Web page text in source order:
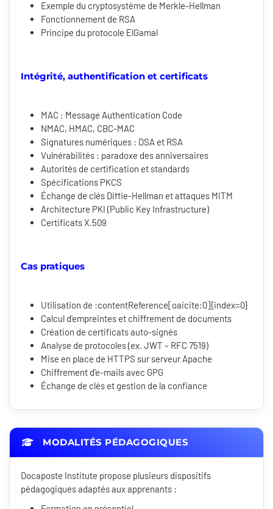
Exemple du cryptosystème de Merkle-Hellman
Fonctionnement de RSA
Principe du protocole ElGamal
Intégrité, authentification et certificats
MAC : Message Authentication Code
NMAC, HMAC, CBC-MAC
Signatures numériques : DSA et RSA
Vulnérabilités : paradoxe des anniversaires
Autorités de certification et standards
Spécifications PKCS
Échange de clés Diffie-Hellman et attaques MITM
Architecture PKI (Public Key Infrastructure)
Certificats X.509
Cas pratiques
Utilisation de :contentReference[oaicite:0]{index=0}
Calcul d'empreintes et chiffrement de documents
Création de certificats auto-signés
Analyse de protocoles (ex. JWT – RFC 7519)
Mise en place de HTTPS sur serveur Apache
Chiffrement d'e-mails avec GPG
Échange de clés et gestion de la confiance
MODALITÉS PÉDAGOGIQUES
Docaposte Institute propose plusieurs dispositifs
pédagogiques adaptés aux apprenants :